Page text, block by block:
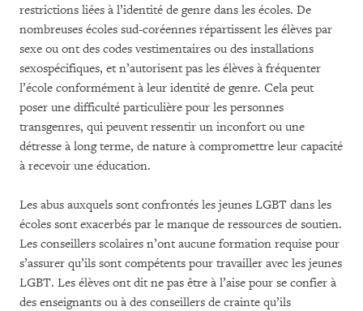
restrictions liées à l’identité de genre dans les écoles. De
nombreuses écoles sud-coréennes répartissent les élèves par
sexe ou ont des codes vestimentaires ou des installations
sexospécifiques, et n’autorisent pas les élèves à fréquenter
l’école conformément à leur identité de genre. Cela peut
poser une difficulté particulière pour les personnes
transgenres, qui peuvent ressentir un inconfort ou une
détresse à long terme, de nature à compromettre leur capacité
à recevoir une éducation.
Les abus auxquels sont confrontés les jeunes LGBT dans les
écoles sont exacerbés par le manque de ressources de soutien.
Les conseillers scolaires n’ont aucune formation requise pour
s’assurer qu’ils sont compétents pour travailler avec les jeunes
LGBT. Les élèves ont dit ne pas être à l’aise pour se confier à
des enseignants ou à des conseillers de crainte qu’ils